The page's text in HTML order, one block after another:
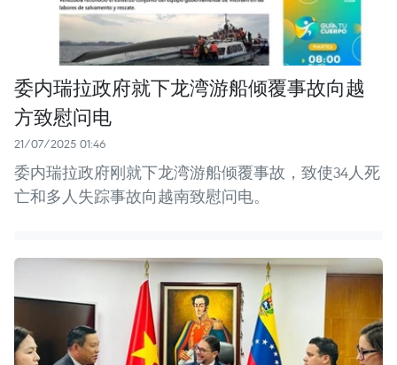
委内瑞拉政府就下龙湾游船倾覆事故向越
方致慰问电
21/07/2025 01:46
委内瑞拉政府刚就下龙湾游船倾覆事故，致使34人死
亡和多人失踪事故向越南致慰问电。